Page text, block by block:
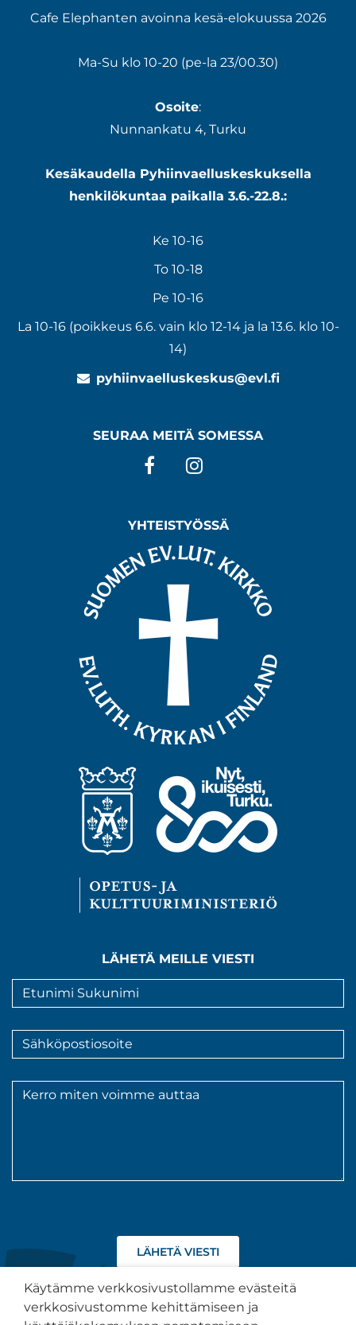
Cafe Elephanten avoinna kesä-elokuussa 2026
Ma-Su klo 10-20 (pe-la 23/00.30)
Osoite:
Nunnankatu 4, Turku
Kesäkaudella Pyhiinvaelluskeskuksella
henkilökuntaa paikalla 3.6.-22.8.:
Ke 10-16
To 10-18
Pe 10-16
La 10-16 (poikkeus 6.6. vain klo 12-14 ja la 13.6. klo 10-
14)
pyhiinvaelluskeskus@evl.fi
SEURAA MEITÄ SOMESSA
Facebook
YHTEISTYÖSSÄ
LÄHETÄ MEILLE VIESTI
Nimi
*
Sähköpostiosoite
*
Viesti
tietojeni
tietosuojaselosteen
kuvaamalla
Käytämme verkkosivustollamme evästeitä
verkkosivustomme kehittämiseen ja